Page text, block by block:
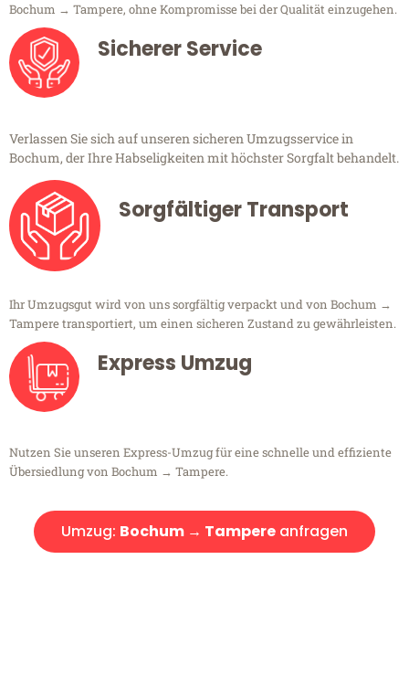
Bochum → Tampere, ohne Kompromisse bei der Qualität einzugehen.
Sicherer Service
Verlassen Sie sich auf unseren sicheren Umzugsservice in
Bochum, der Ihre Habseligkeiten mit höchster Sorgfalt behandelt.
Sorgfältiger Transport
Ihr Umzugsgut wird von uns sorgfältig verpackt und von Bochum →
Tampere transportiert, um einen sicheren Zustand zu gewährleisten.
Express Umzug
Nutzen Sie unseren Express-Umzug für eine schnelle und effiziente
Übersiedlung von Bochum → Tampere.
Umzug: Bochum → Tampere anfragen